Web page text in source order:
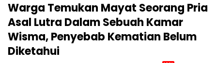
Warga Temukan Mayat Seorang Pria
Asal Lutra Dalam Sebuah Kamar
Wisma, Penyebab Kematian Belum
Diketahui